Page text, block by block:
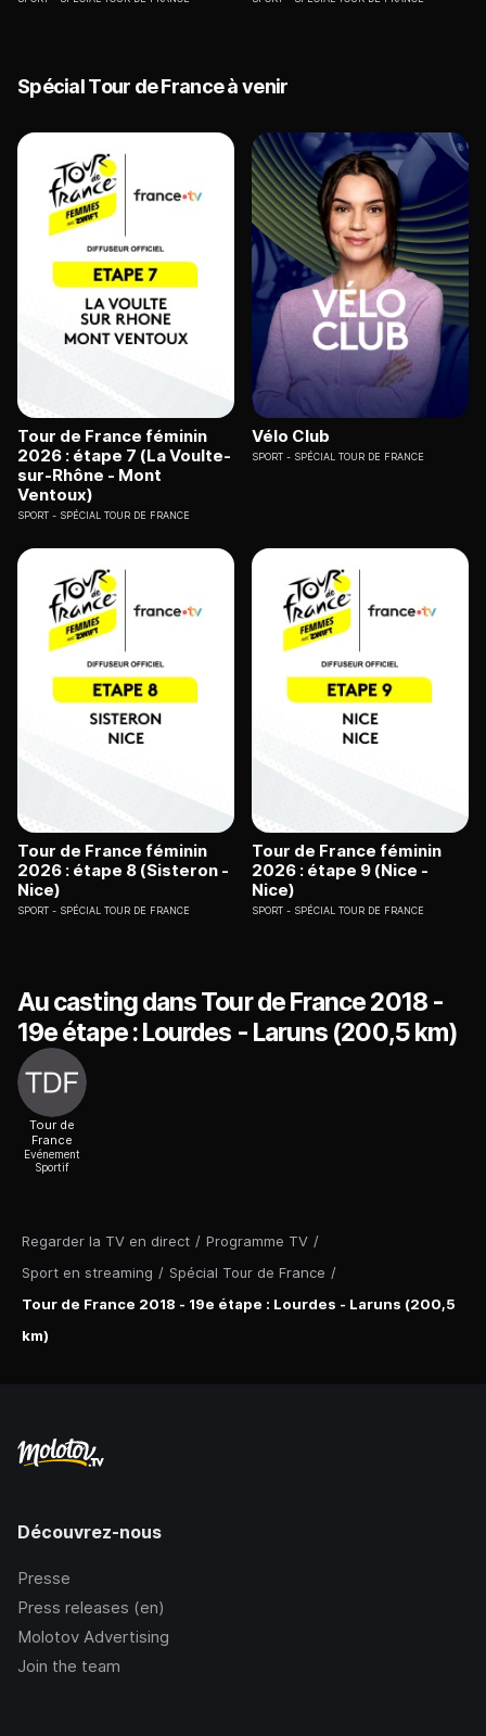
Regarder la TV en direct / Programme TV /
Sport en streaming / Spécial Tour de France /
Tour de France 2018 - 19e étape : Lourdes - Laruns (200,5
km)
Spécial Tour de France à venir
Tour de France féminin
2026 : étape 7 (La Voulte-
sur-Rhône - Mont
Ventoux)
SPORT SPÉCIAL TOUR DE FRANCE
Vélo Club
SPORT SPÉCIAL TOUR DE FRANCE
Tour de France féminin
2026 : étape 8 (Sisteron -
Nice)
SPORT SPÉCIAL TOUR DE FRANCE
Tour de France féminin
2026 : étape 9 (Nice -
Nice)
SPORT SPÉCIAL TOUR DE FRANCE
Au casting dans Tour de France 2018 -
19e étape : Lourdes - Laruns (200,5 km)
Tour de
France
Evénement
Sportif
Découvrez-nous
Presse
Press releases (en)
Molotov Advertising
Join the team